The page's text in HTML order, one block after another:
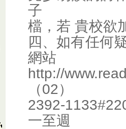
子
檔，若 貴校欲
四、如有任何
網站
http://
（02）
2392-
一至週